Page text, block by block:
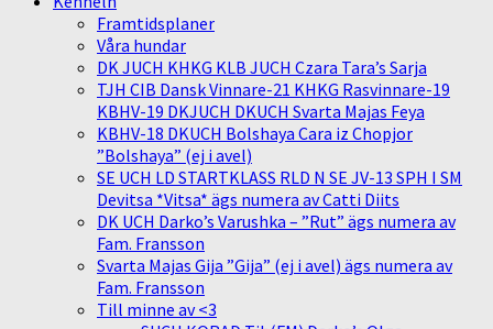
Framtidsplaner
Våra hundar
DK JUCH KHKG KLB JUCH Czara Tara’s Sarja
TJH CIB Dansk Vinnare-21 KHKG Rasvinnare-19
KBHV-19 DKJUCH DKUCH Svarta Majas Feya
KBHV-18 DKUCH Bolshaya Cara iz Chopjor
”Bolshaya” (ej i avel)
SE UCH LD STARTKLASS RLD N SE JV-13 SPH I SM
Devitsa *Vitsa* ägs numera av Catti Diits
DK UCH Darko’s Varushka – ”Rut” ägs numera av
Fam. Fransson
Svarta Majas Gija ”Gija” (ej i avel) ägs numera av
Fam. Fransson
Till minne av <3